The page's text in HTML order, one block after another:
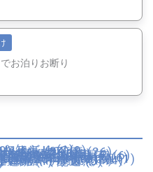
お泊りお断り
お知らせ (1)
イギリス (9)
婦生活 (34)
トリック行事 (26)
サイト (7)
トリュフ (3)
ュージアム (5)
交通 (16) 仮装 (4)
回想録 (12) 園芸 (6)
(24) 容姿 (6)
所・警察 (3)
成長 (16) 手続き (6)
日用品 (2) 時間 (2)
気候 (25) 海 (13) 湖 (1)
画材 (1) 病院 (19)
転免許 (4) 自然 (14)
遺跡 (1) 配送 (5)